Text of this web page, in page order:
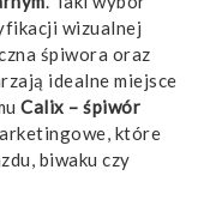
wizualnej
śpiwora oraz
idealne miejsce
Calix – śpiwór
które
biwaku czy